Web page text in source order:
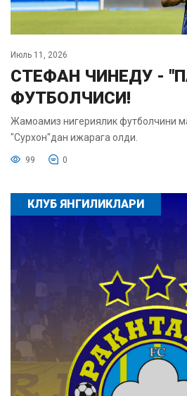
Июль 11, 2026
СТЕФАН ЧИНЕДУ -
ФУТБОЛЧИСИ!
Жамоамиз нигериялик футболчини
"Сурхон"дан ижарага олди.
99 0
КЛУБ ЯНГИЛИКЛАРИ